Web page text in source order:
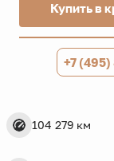
104 279 км
Купить в
+7